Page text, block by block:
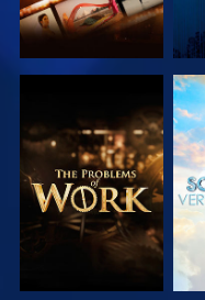
UTFORSK
SERIEN